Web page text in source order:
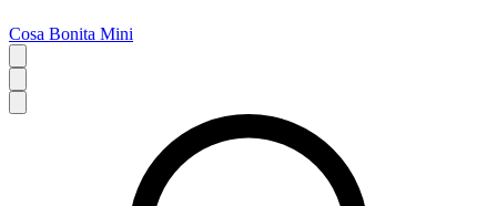
Cosa Bonita Mini